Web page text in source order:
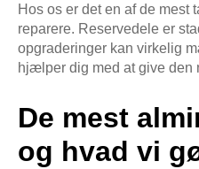
Hos os er det en af de mest
reparere. Reservedele er
opgraderinger kan virkelig
hjælper dig med at give den
De mest
og hvad vi